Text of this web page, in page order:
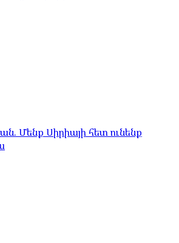
Մենք Սիրիայի հետ ունենք